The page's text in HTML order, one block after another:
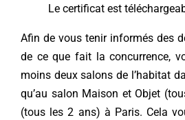
Le certificat est
Afin de vous tenir informés des
de ce que fait la concurrence,
moins deux salons de l’habitat
qu’au salon Maison et Objet
(tous les 2 ans) à Paris. Cela